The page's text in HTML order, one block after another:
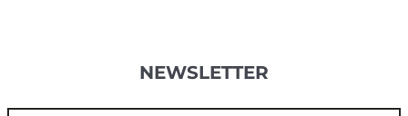
NEWSLETTER